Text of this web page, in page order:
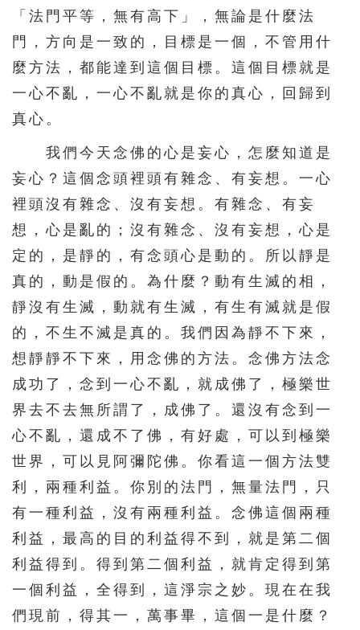
「法門平等，無有高下」，無論是什麼法
門，方向是一致的，目標是一個，不管用什
麼方法，都能達到這個目標。這個目標就是
一心不亂，一心不亂就是你的真心，回歸到
真心。
我們今天念佛的心是妄心，怎麼知道是
妄心？這個念頭裡頭有雜念、有妄想。一心
裡頭沒有雜念、沒有妄想。有雜念、有妄
想，心是亂的；沒有雜念、沒有妄想，心是
定的，是靜的，有念頭心是動的。所以靜是
真的，動是假的。為什麼？動有生滅的相，
靜沒有生滅，動就有生滅，有生有滅就是假
的，不生不滅是真的。我們因為靜不下來，
想靜靜不下來，用念佛的方法。念佛方法念
成功了，念到一心不亂，就成佛了，極樂世
界去不去無所謂了，成佛了。還沒有念到一
心不亂，還成不了佛，有好處，可以到極樂
世界，可以見阿彌陀佛。你看這一個方法雙
利，兩種利益。你別的法門，無量法門，只
有一種利益，沒有兩種利益。念佛這個兩種
利益，最高的目的利益得不到，就是第二個
利益得到。得到第二個利益，就肯定得到第
一個利益，全得到，這淨宗之妙。現在在我
們現前，得其一，萬事畢，這個一是什麼？